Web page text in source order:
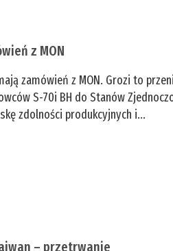
z MON
zamówień z MON. Grozi to
S-70i BH do Stanów
zdolności produkcyjnych i...
– przetrwanie